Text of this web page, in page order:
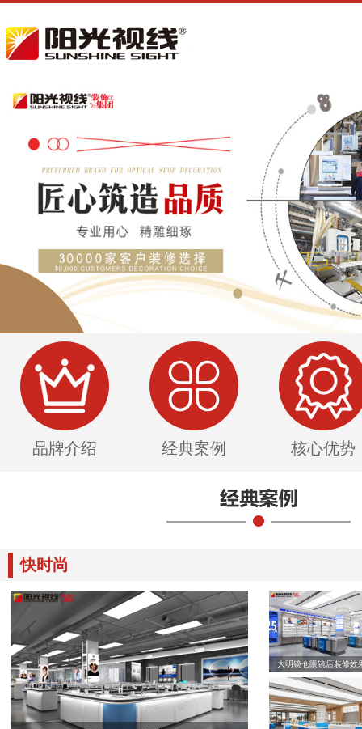
品牌介绍 经典案例 核心优势
快时尚
大明镜仓眼镜店装修效